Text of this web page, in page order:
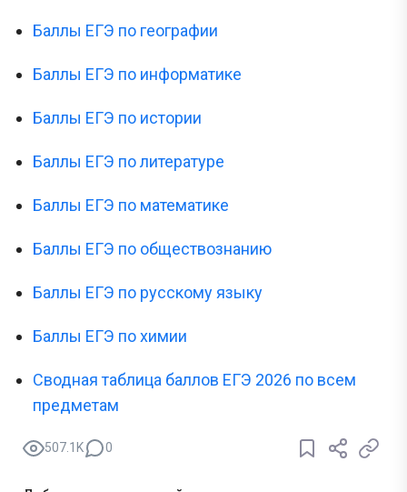
Баллы ЕГЭ по географии
Баллы ЕГЭ по информатике
Баллы ЕГЭ по истории
Баллы ЕГЭ по литературе
Баллы ЕГЭ по математике
Баллы ЕГЭ по обществознанию
Баллы ЕГЭ по русскому языку
Баллы ЕГЭ по химии
Сводная таблица баллов ЕГЭ 2026 по всем
предметам
507.1K 0